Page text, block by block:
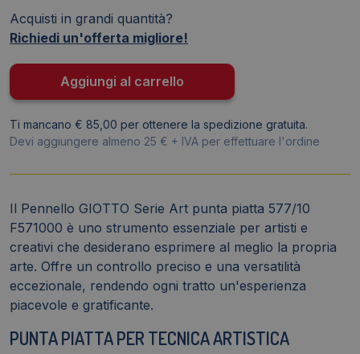
-
10
-
piatta
quantità
Acquisti in grandi quantità?
Richiedi un'offerta migliore!
Aggiungi al carrello
Ti mancano € 85,00 per ottenere la spedizione gratuita.
Devi aggiungere almeno 25 € + IVA per effettuare l'ordine
Il Pennello GIOTTO Serie Art punta piatta 577/10
F571000 è uno strumento essenziale per artisti e
creativi che desiderano esprimere al meglio la propria
arte. Offre un controllo preciso e una versatilità
eccezionale, rendendo ogni tratto un'esperienza
piacevole e gratificante.
PUNTA PIATTA PER TECNICA ARTISTICA